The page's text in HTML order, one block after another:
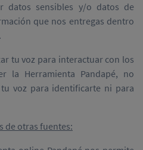
datos sensibles y/o datos de
que nos entregas dentro
tu voz para interactuar con los
la Herramienta Pandapé, no
voz para identificarte ni para
de otras fuentes: